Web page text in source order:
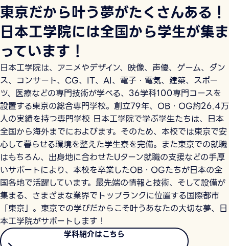
東京だから叶う夢がたくさんある！
日本工学院には全国から学生が集ま
っています！
日本工学院は、アニメやデザイン、映像、声優、ゲーム、ダン
ス、コンサート、CG、IT、AI、電子・電気、建築、スポー
ツ、医療などの専門技術が学べる、36学科100専門コースを
設置する東京の総合専門学校。創立79年、OB・OG約26.4万
人の実績を持つ専門学校 日本工学院で学ぶ学生たちは、日本
全国から海外までにおよびます。そのため、本校では東京で安
心して暮らせる環境を整えた学生寮を完備。また東京での就職
はもちろん、出身地に合わせたUターン就職の支援などの手厚
いサポートにより、本校を卒業したOB・OGたちが日本の全
国各地で活躍しています。最先端の情報と技術、そして設備が
集まる、さまざまな業界でトップランクに位置する国際都市
「東京」。東京での学びだからこそ叶うあなたの大切な夢、日
本工学院がサポートします！
学科紹介はこちら